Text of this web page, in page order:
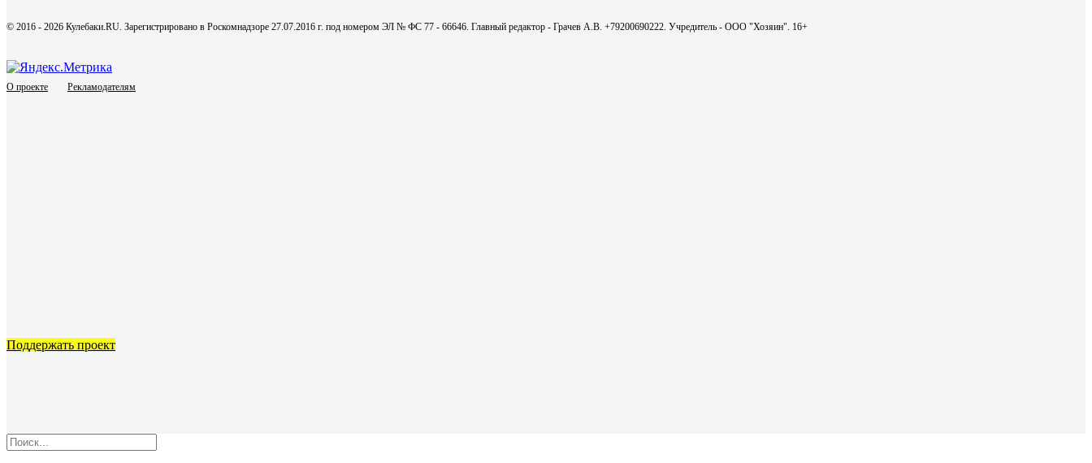
© 2016 - 2026 Кулебаки.RU. Зарегистрировано в Роскомнадзоре 27.07.2016 г. под номером ЭЛ № ФС 77 - 66646. Главный редактор - Грачев А.В. +79200690222. Учредитель - ООО "Хозяин". 16+
О проекте Рекламодателям
Поддержать проект